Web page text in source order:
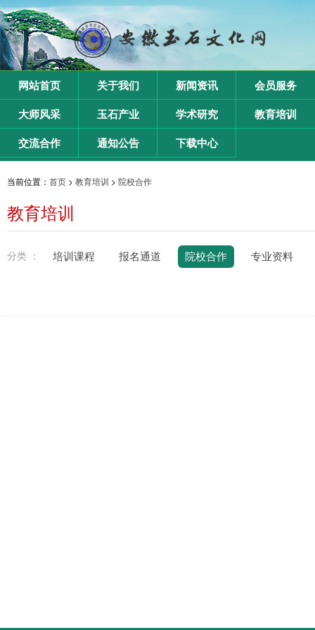
网站首页 关于我们 新闻资讯 会员服务
大师风采 玉石产业 学术研究 教育培训
交流合作 通知公告 下载中心
当前位置： 首页 > 教育培训 > 院校合作
教育培训
分类 ： 培训课程 报名通道 院校合作 专业资料